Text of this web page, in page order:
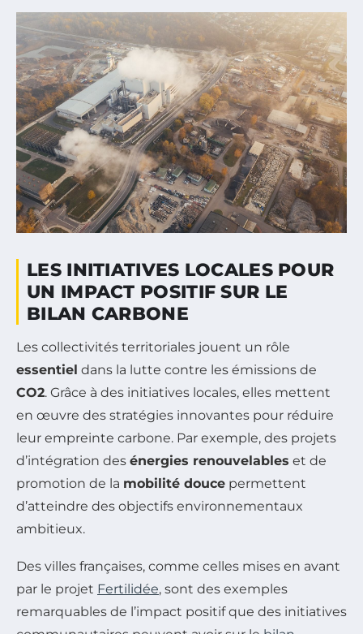
LES INITIATIVES LOCALES POUR
UN IMPACT POSITIF SUR LE
BILAN CARBONE
Les collectivités territoriales jouent un rôle
essentiel dans la lutte contre les émissions de
CO2. Grâce à des initiatives locales, elles mettent
en œuvre des stratégies innovantes pour réduire
leur empreinte carbone. Par exemple, des projets
d’intégration des énergies renouvelables et de
promotion de la mobilité douce permettent
d’atteindre des objectifs environnementaux
ambitieux.
Des villes françaises, comme celles mises en avant
par le projet Fertilidée, sont des exemples
remarquables de l’impact positif que des initiatives